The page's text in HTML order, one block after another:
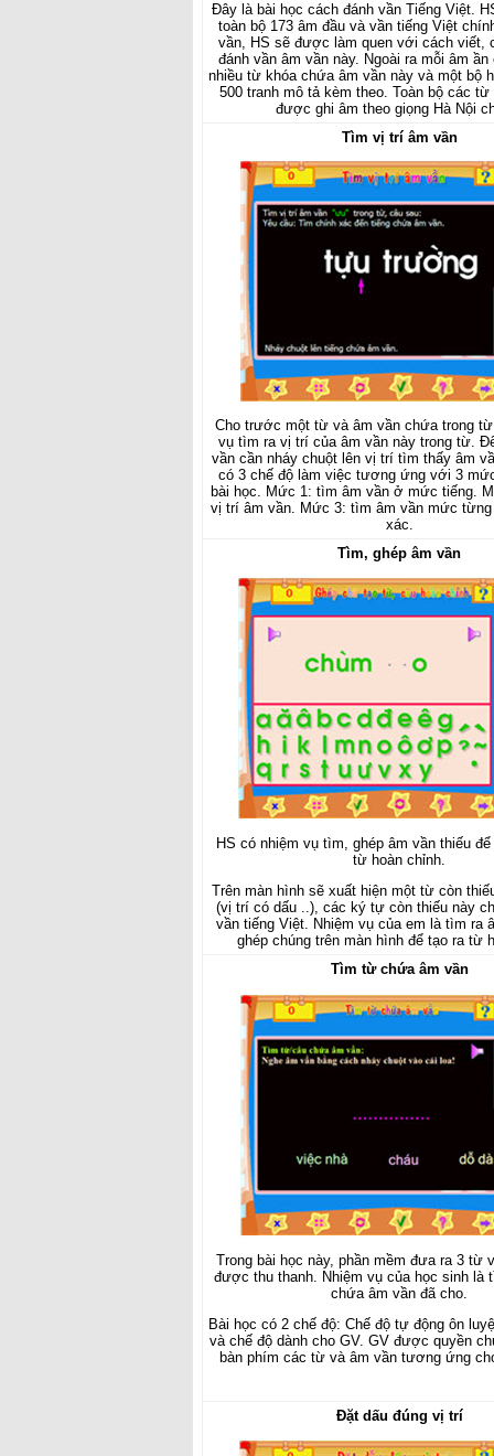
Đây là bài học cách đánh vần Tiếng Việt.
toàn bộ 173 âm đầu và vần tiếng Việt
vần, HS sẽ được làm quen với cách viết,
đánh vần âm vần này. Ngoài ra mỗi âm
nhiều từ khóa chứa âm vần này và một bộ
500 tranh mô tả kèm theo. Toàn bộ các từ
được ghi âm theo giọng Hà Nội
Tìm vị trí âm vần
Cho trước một từ và âm vần chứa trong
vụ tìm ra vị trí của âm vần này trong từ.
vần cần nháy chuột lên vị trí tìm thấy âm
có 3 chế độ làm việc tương ứng với 3
bài học. Mức 1: tìm âm vần ở mức tiếng.
vị trí âm vần. Mức 3: tìm âm vần mức
xác.
Tìm, ghép âm vần
HS có nhiệm vụ tìm, ghép âm vần thiếu
từ hoàn chỉnh.
Trên màn hình sẽ xuất hiện một từ còn
(vị trí có dấu ..), các ký tự còn thiếu này
vần tiếng Việt. Nhiệm vụ của em là tìm ra
ghép chúng trên màn hình để tạo ra từ
Tìm từ chứa âm vần
Trong bài học này, phần mềm đưa ra 3 từ
được thu thanh. Nhiệm vụ của học sinh
chứa âm vần đã cho.
Bài học có 2 chế độ: Chế độ tự động ôn
và chế độ dành cho GV. GV được quyền
bàn phím các từ và âm vần tương ứng
Đặt dấu đúng vị trí